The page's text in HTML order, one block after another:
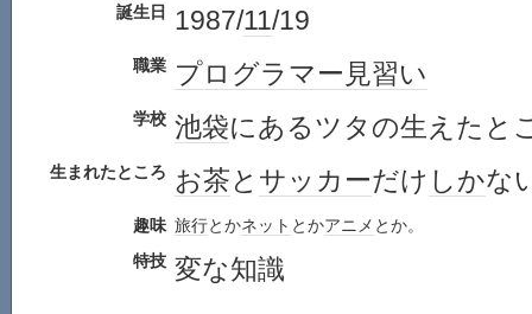
誕生日 1987/11/19
職業 プログラマー 見習い
学校 池袋にあるツタの生えたと
生まれたところ お茶と サッカーだけ しかな
趣味 旅行とかネット とかアニメ とか。
特技 変な知識